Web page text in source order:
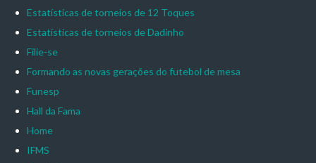
Estatísticas de torneios de 12 Toques
Estatísticas de torneios de Dadinho
Filie-se
Formando as novas gerações do futebol de mesa
Funesp
Hall da Fama
Home
IFMS